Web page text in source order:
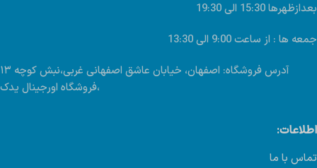
بعدازظهرها 15:30 الی 19:30
جمعه ها : از ساعت 9:00 الی 13:30
آدرس فروشگاه: اصفهان، خیابان عاشق اصفهانی غربی،نبش کوچه ۱۳
،فروشگاه اورجینال یدک
اطلاعات:
تماس با ما